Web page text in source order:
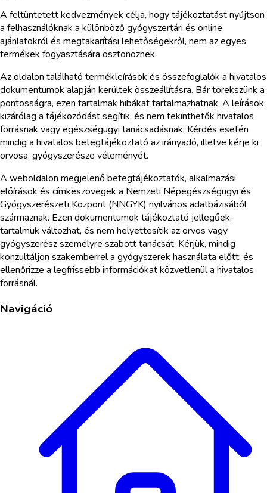
A feltüntetett kedvezmények célja, hogy tájékoztatást nyújtson
a felhasználóknak a különböző gyógyszertári és online
ajánlatokról és megtakarítási lehetőségekről, nem az egyes
termékek fogyasztására ösztönöznek.
Az oldalon található termékleírások és összefoglalók a hivatalos
dokumentumok alapján kerültek összeállításra. Bár törekszünk a
pontosságra, ezen tartalmak hibákat tartalmazhatnak. A leírások
kizárólag a tájékozódást segítik, és nem tekinthetők hivatalos
forrásnak vagy egészségügyi tanácsadásnak. Kérdés esetén
mindig a hivatalos betegtájékoztató az irányadó, illetve kérje ki
orvosa, gyógyszerésze véleményét.
A weboldalon megjelenő betegtájékoztatók, alkalmazási
előírások és címkeszövegek a Nemzeti Népegészségügyi és
Gyógyszerészeti Központ (NNGYK) nyilvános adatbázisából
származnak. Ezen dokumentumok tájékoztató jellegűek,
tartalmuk változhat, és nem helyettesítik az orvos vagy
gyógyszerész személyre szabott tanácsát. Kérjük, mindig
konzultáljon szakemberrel a gyógyszerek használata előtt, és
ellenőrizze a legfrissebb információkat közvetlenül a hivatalos
forrásnál.
Navigáció